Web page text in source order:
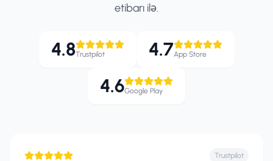
etibarı ilə.
4.8Trustpilot 4.7App Store
4.6Google Play
Trustpilot